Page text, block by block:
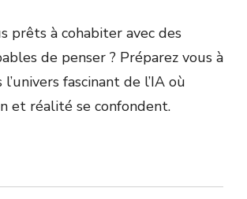
prêts à cohabiter avec des
de penser ? Préparez vous à
fascinant de l’IA où
et réalité se confondent.